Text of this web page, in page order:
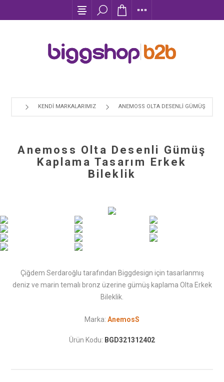
KENDI MARKALARIMIZ ANEMOSS OLTA DESENLI GÜMÜŞ
Anemoss Olta Desenli Gümüş
Kaplama Tasarım Erkek
Bileklik
Çiğdem Serdaroğlu tarafından Biggdesign için tasarlanmış
deniz ve marin temalı bronz üzerine gümüş kaplama Olta Erkek
Bileklik.
Marka: AnemosS
Ürün Kodu: BGD321312402